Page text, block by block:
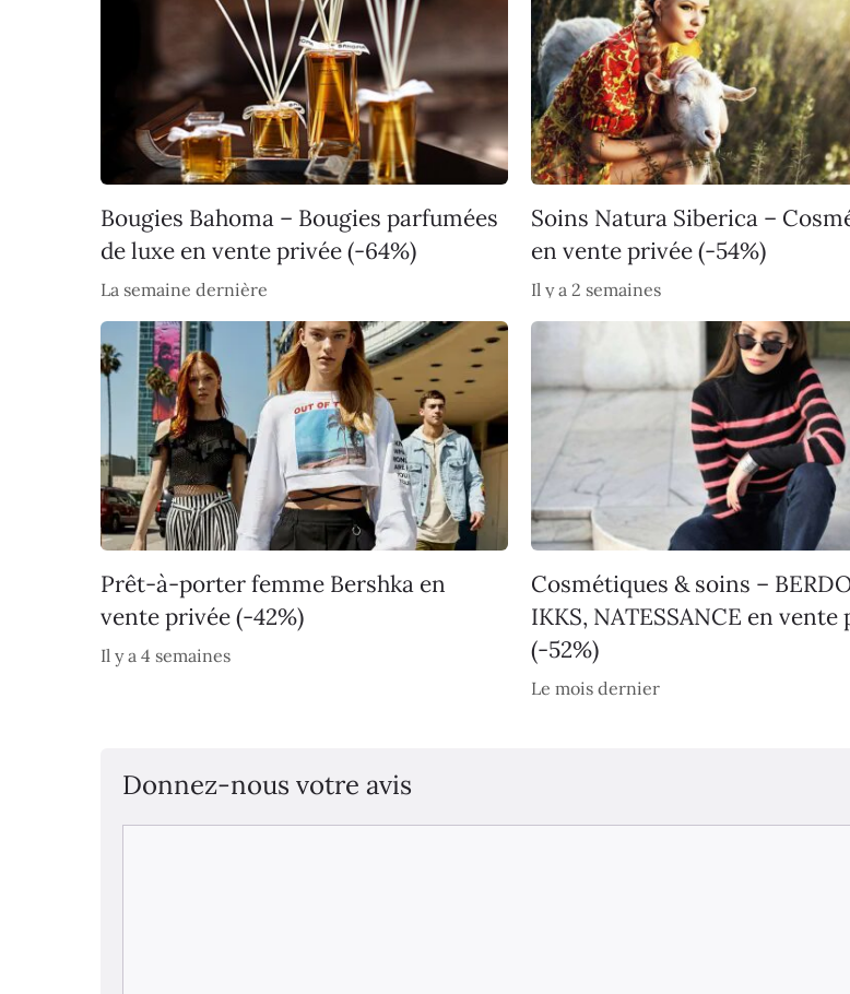
Bougies Bahoma – Bougies parfumées
de luxe en vente privée (-64%)
La semaine dernière
Soins Natura Siberica –
en vente privée (-54%)
Il y a 2 semaines
Prêt-à-porter femme Bershka en
vente privée (-42%)
Il y a 4 semaines
Cosmétiques & soins –
IKKS, NATESSANCE en vente
(-52%)
Le mois dernier
Donnez-nous votre avis